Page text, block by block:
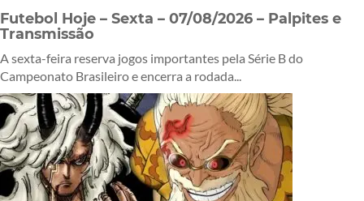
Futebol Hoje – Sexta – 07/08/2026 – Palpites e
Transmissão
A sexta-feira reserva jogos importantes pela Série B do
Campeonato Brasileiro e encerra a rodada...